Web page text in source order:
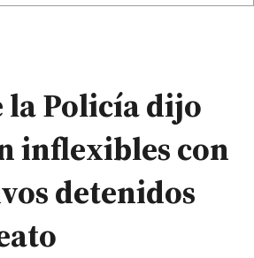
la Policía dijo
inflexibles con
detenidos